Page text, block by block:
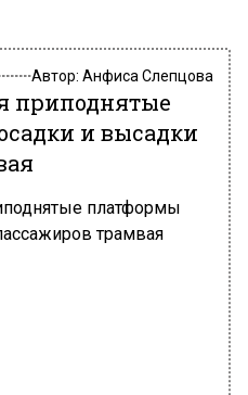
Автор: Анфиса Слепцова
приподнятые
и высадки